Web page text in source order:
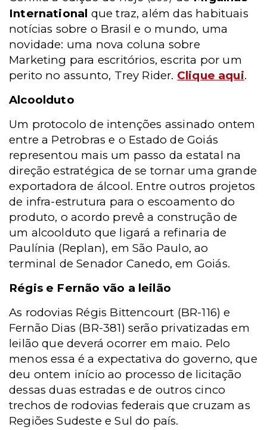
International que traz, além das habituais
notícias sobre o Brasil e o mundo, uma
novidade: uma nova coluna sobre
Marketing para escritórios, escrita por um
perito no assunto, Trey Rider. Clique aqui.
Alcoolduto
Um protocolo de intenções assinado ontem
entre a Petrobras e o Estado de Goiás
representou mais um passo da estatal na
direção estratégica de se tornar uma grande
exportadora de álcool. Entre outros projetos
de infra-estrutura para o escoamento do
produto, o acordo prevê a construção de
um alcoolduto que ligará a refinaria de
Paulínia (Replan), em São Paulo, ao
terminal de Senador Canedo, em Goiás.
Régis e Fernão vão a leilão
As rodovias Régis Bittencourt (BR-116) e
Fernão Dias (BR-381) serão privatizadas em
leilão que deverá ocorrer em maio. Pelo
menos essa é a expectativa do governo, que
deu ontem início ao processo de licitação
dessas duas estradas e de outros cinco
trechos de rodovias federais que cruzam as
Regiões Sudeste e Sul do país.